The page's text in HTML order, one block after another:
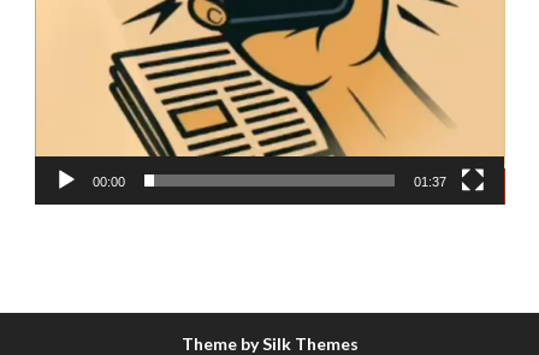
00:00 01:37
Theme by Silk Themes